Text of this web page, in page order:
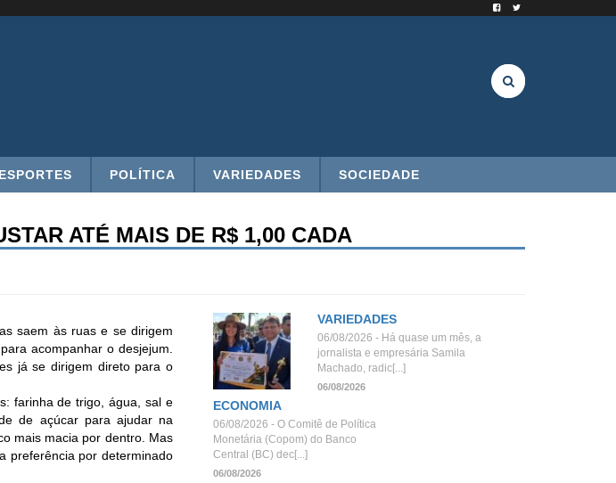
ESPORTES POLÍTICA VARIEDADES SOCIEDADE
ATÉ MAIS DE R$ 1,00 CADA
saem às ruas e se dirigem
acompanhar o desjejum.
já se dirigem direto para o
farinha de trigo, água, sal e
de açúcar para ajudar na
mais macia por dentro. Mas
preferência por determinado
VARIEDADES
06/08/2026 - Há quase um mês, a
jornalista e empresária Samila
Machado, radic[...]
06/08/2026
ECONOMIA
06/08/2026 - O Comitê de Política
Monetária (Copom) do Banco
Central (BC) dec[...]
06/08/2026